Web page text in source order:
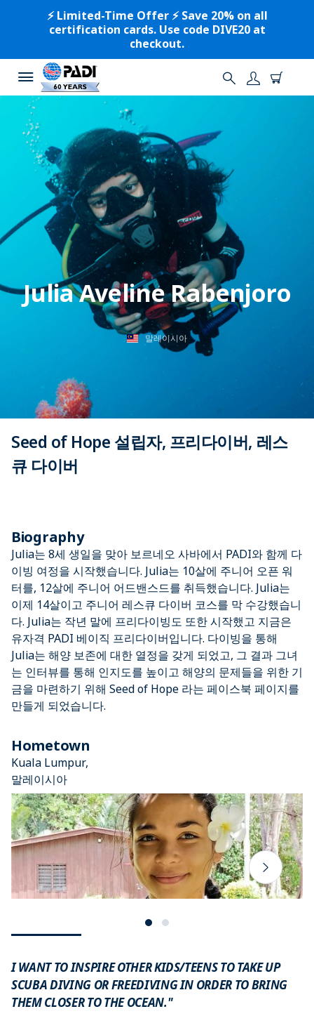
⚡️ Limited-Time Offer ⚡️ Save 20% on all
certification cards. Use code DIVE20 at
checkout.
Julia Aveline Rabenjoro
말레이시아
Seed of Hope 설립자, 프리다이버, 레스
큐 다이버
Biography
Julia는 8세 생일을 맞아 보르네오 사바에서 PADI와 함께 다
이빙 여정을 시작했습니다. Julia는 10살에 주니어 오픈 워
터를, 12살에 주니어 어드밴스드를 취득했습니다. Julia는
이제 14살이고 주니어 레스큐 다이버 코스를 막 수강했습니
다. Julia는 작년 말에 프리다이빙도 또한 시작했고 지금은
유자격 PADI 베이직 프리다이버입니다. 다이빙을 통해
Julia는 해양 보존에 대한 열정을 갖게 되었고, 그 결과 그녀
는 인터뷰를 통해 인지도를 높이고 해양의 문제들을 위한 기
금을 마련하기 위해 Seed of Hope 라는 페이스북 페이지를
만들게 되었습니다.
Hometown
Kuala Lumpur,
말레이시아
I WANT TO INSPIRE OTHER KIDS/TEENS TO TAKE UP
SCUBA DIVING OR FREEDIVING IN ORDER TO BRING
THEM CLOSER TO THE OCEAN."